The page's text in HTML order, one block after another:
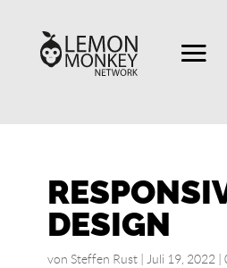
DESIGN
von Steffen Rust| Juli 19, 2022